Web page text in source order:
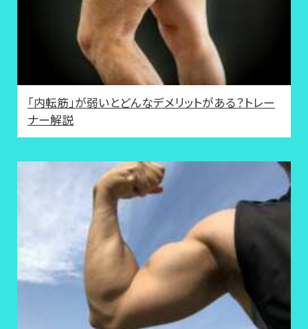
「内転筋」が弱いとどんなデメリットがある？トレー
ナー解説